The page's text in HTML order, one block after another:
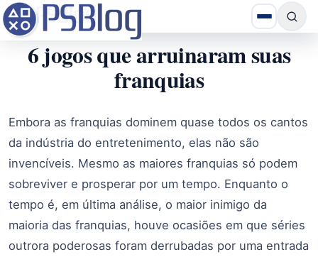
6 jogos que arruinaram suas
franquias
Embora as franquias dominem quase todos os cantos
da indústria do entretenimento, elas não são
invencíveis. Mesmo as maiores franquias só podem
sobreviver e prosperar por um tempo. Enquanto o
tempo é, em última análise, o maior inimigo da
maioria das franquias, houve ocasiões em que séries
outrora poderosas foram derrubadas por uma entrada